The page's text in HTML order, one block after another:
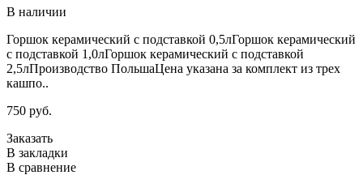
В наличии
Горшок керамический с подставкой 0,5лГоршок керамический
с подставкой 1,0лГоршок керамический с подставкой
2,5лПроизводство ПольшаЦена указана за комплект из трех
кашпо..
750 руб.
Заказать
В закладки
В сравнение